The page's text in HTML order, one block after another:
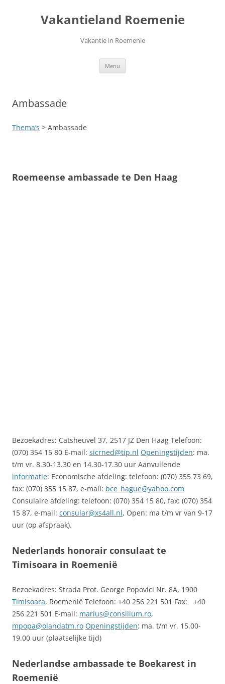
Vakantieland Roemenie
Vakantie in Roemenie
Menu
Ambassade
Thema’s > Ambassade
Roemeense ambassade te Den Haag
Bezoekadres: Catsheuvel 37, 2517 JZ Den Haag Telefoon:
(070) 354 15 80 E-mail: sicrned@tip.nl Openingstijden: ma.
t/m vr. 8.30-13.30 en 14.30-17.30 uur Aanvullende
informatie: Economische afdeling: telefoon: (070) 355 73 69,
fax: (070) 355 15 87, e-mail: bce_hague@yahoo.com
Consulaire afdeling: telefoon: (070) 354 15 80, fax: (070) 354
15 87, e-mail: consular@xs4all.nl, Open: ma t/m vr van 9-17
uur (op afspraak).
Nederlands honorair consulaat te
Timisoara in Roemenië
Bezoekadres: Strada Prot. George Popovici Nr. 8A, 1900
Timisoara, Roemenië Telefoon: +40 256 221 501 Fax: +40
256 221 501 E-mail: marius@consilium.ro,
mpopa@olandatm.ro Openingstijden: ma. t/m vr. 15.00-
19.00 uur (plaatselijke tijd)
Nederlandse ambassade te Boekarest in
Roemenië